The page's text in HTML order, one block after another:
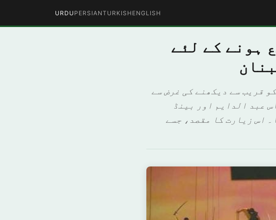
ENGLISH
TURKISH
PERSIAN
URDU
ہونے کے لئے
قریب سے دیکھنے کی غرض سے
عبد الدایم اور بینڈ
اس زیارت کا مقصد، جسے